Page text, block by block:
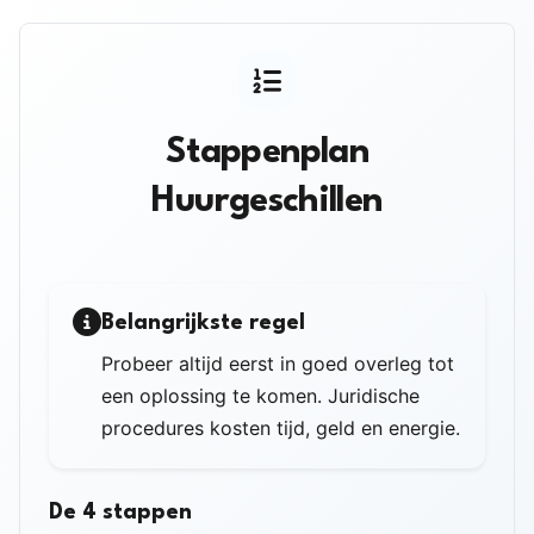
Stappenplan
Huurgeschillen
Belangrijkste regel
Probeer altijd eerst in goed overleg tot
een oplossing te komen. Juridische
procedures kosten tijd, geld en energie.
De 4 stappen